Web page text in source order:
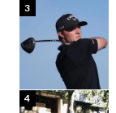
3
4